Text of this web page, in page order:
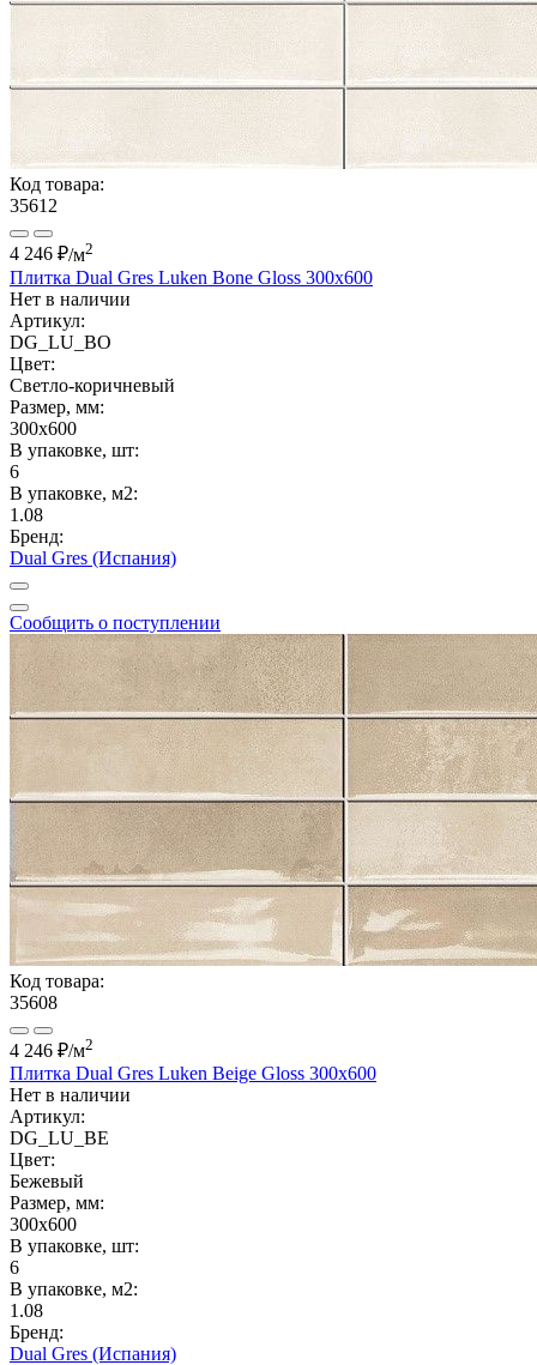
Код товара:
35612
4 246 ₽/м2
Плитка Dual Gres Luken Bone Gloss 300x600
Нет в наличии
Артикул:
DG_LU_BO
Цвет:
Светло-коричневый
Размер, мм:
300x600
В упаковке, шт:
6
В упаковке, м2:
1.08
Бренд:
Dual Gres (Испания)
Сообщить о поступлении
Код товара:
35608
4 246 ₽/м2
Плитка Dual Gres Luken Beige Gloss 300x600
Нет в наличии
Артикул:
DG_LU_BE
Цвет:
Бежевый
Размер, мм:
300x600
В упаковке, шт:
6
В упаковке, м2:
1.08
Бренд:
Dual Gres (Испания)